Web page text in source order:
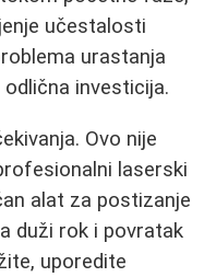
učestalosti
urastanja
investicija.
Ovo nije
laserski
alat za postizanje
duži rok i povratak
uporedite